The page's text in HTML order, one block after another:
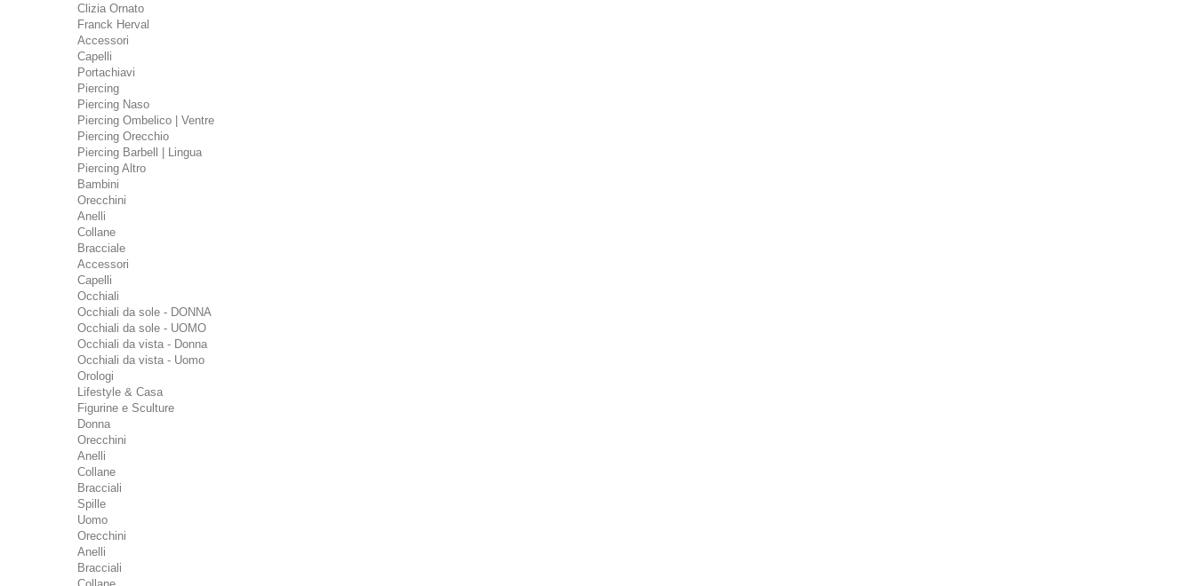
Clizia Ornato
Franck Herval
Accessori
Capelli
Portachiavi
Piercing
Piercing Naso
Piercing Ombelico | Ventre
Piercing Orecchio
Piercing Barbell | Lingua
Piercing Altro
Bambini
Orecchini
Anelli
Collane
Bracciale
Accessori
Capelli
Occhiali
Occhiali da sole - DONNA
Occhiali da sole - UOMO
Occhiali da vista - Donna
Occhiali da vista - Uomo
Orologi
Lifestyle & Casa
Figurine e Sculture
Donna
Orecchini
Anelli
Collane
Bracciali
Spille
Uomo
Orecchini
Anelli
Bracciali